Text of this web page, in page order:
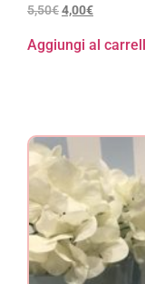
5,50€4,00€
Aggiungi al